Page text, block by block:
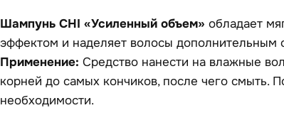
Шампунь CHI «Усиленный объем» обладает
эффектом и наделяет волосы дополнительным
Применение: Средство нанести на влажные
корней до самых кончиков, после чего смыть.
необходимости.